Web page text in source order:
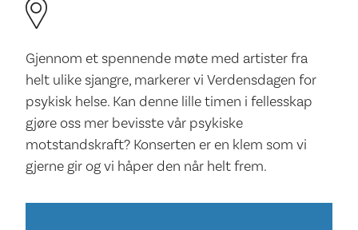
Gjennom et spennende møte med artister fra
helt ulike sjangre, markerer vi Verdensdagen for
psykisk helse. Kan denne lille timen i fellesskap
gjøre oss mer bevisste vår psykiske
motstandskraft? Konserten er en klem som vi
gjerne gir og vi håper den når helt frem.